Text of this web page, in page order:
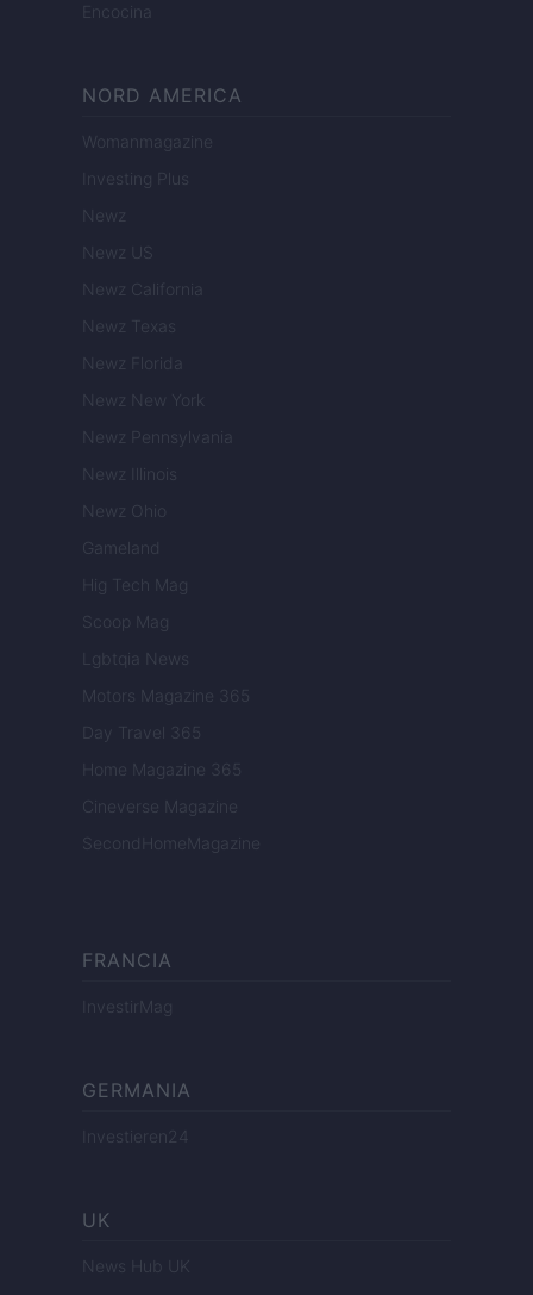
Encocina
NORD AMERICA
Womanmagazine
Investing Plus
Newz
Newz US
Newz California
Newz Texas
Newz Florida
Newz New York
Newz Pennsylvania
Newz Illinois
Newz Ohio
Gameland
Hig Tech Mag
Scoop Mag
Lgbtqia News
Motors Magazine 365
Day Travel 365
Home Magazine 365
Cineverse Magazine
SecondHomeMagazine
FRANCIA
InvestirMag
GERMANIA
Investieren24
UK
News Hub UK